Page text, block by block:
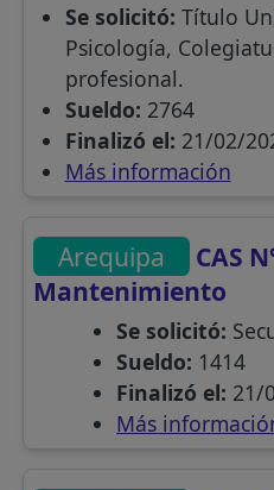
Se solicitó: Título
Psicología,
profesional.
Sueldo: 2764
Finalizó el: 21/02/
Más información
Arequipa
CAS
Mantenimiento
Se solicitó:
Sueldo: 1414
Finalizó el: 21/
Más